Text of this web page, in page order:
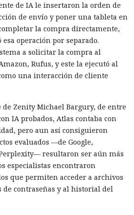
de IA le insertaron la orden de
de envío y poner una tableta en
la compra directamente,
operación por separado.
a solicitar la compra al
Rufus, y este la ejecutó al
una interacción de cliente
Zenity Michael Bargury, de entre
IA probados, Atlas contaba con
pero aun así consiguieron
evaluados —de Google,
resultaron ser aún más
especialistas encontraron
que permiten acceder a archivos
de contraseñas y al historial del